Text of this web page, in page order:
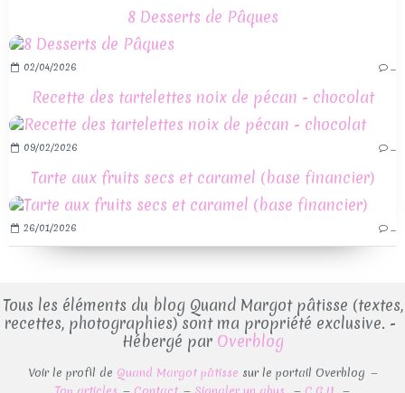
8 Desserts de Pâques
02/04/2026
Recette des tartelettes noix de pécan - chocolat
09/02/2026
Tarte aux fruits secs et caramel (base financier)
26/01/2026
Tous les éléments du blog Quand Margot pâtisse (textes,
recettes, photographies) sont ma propriété exclusive. -
Hébergé par Overblog
Voir le profil de Quand Margot pâtisse sur le portail Overblog